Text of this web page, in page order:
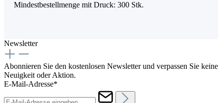
Mindestbestellmenge mit Druck: 300 Stk.
Newsletter
Abonnieren Sie den kostenlosen Newsletter und verpassen Sie keine
Neuigkeit oder Aktion.
E-Mail-Adresse*